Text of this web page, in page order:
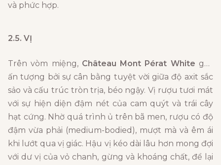
và phức hợp.
2.5. VỊ
Trên vòm miệng, Château Mont Pérat White gây
ấn tượng bởi sự cân bằng tuyệt vời giữa độ axit sắc
sảo và cấu trúc tròn trịa, béo ngậy. Vị rượu tươi mát
với sự hiện diện đậm nét của cam quýt và trái cây
hạt cứng. Nhờ quá trình ủ trên bã men, rượu có độ
đậm vừa phải (medium-bodied), mượt mà và êm ái
khi lướt qua vị giác. Hậu vị kéo dài lâu hơn mong đợi
với dư vị của vỏ chanh, gừng và khoáng chất, để lại